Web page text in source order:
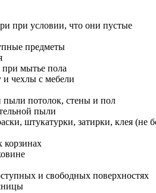
при условии, что они пустые
предметы
мытье пола
чехлы с мебели
пыли потолок, стены и пол
пыли
штукатурки, затирки, клея (не
и свободных поверхностях